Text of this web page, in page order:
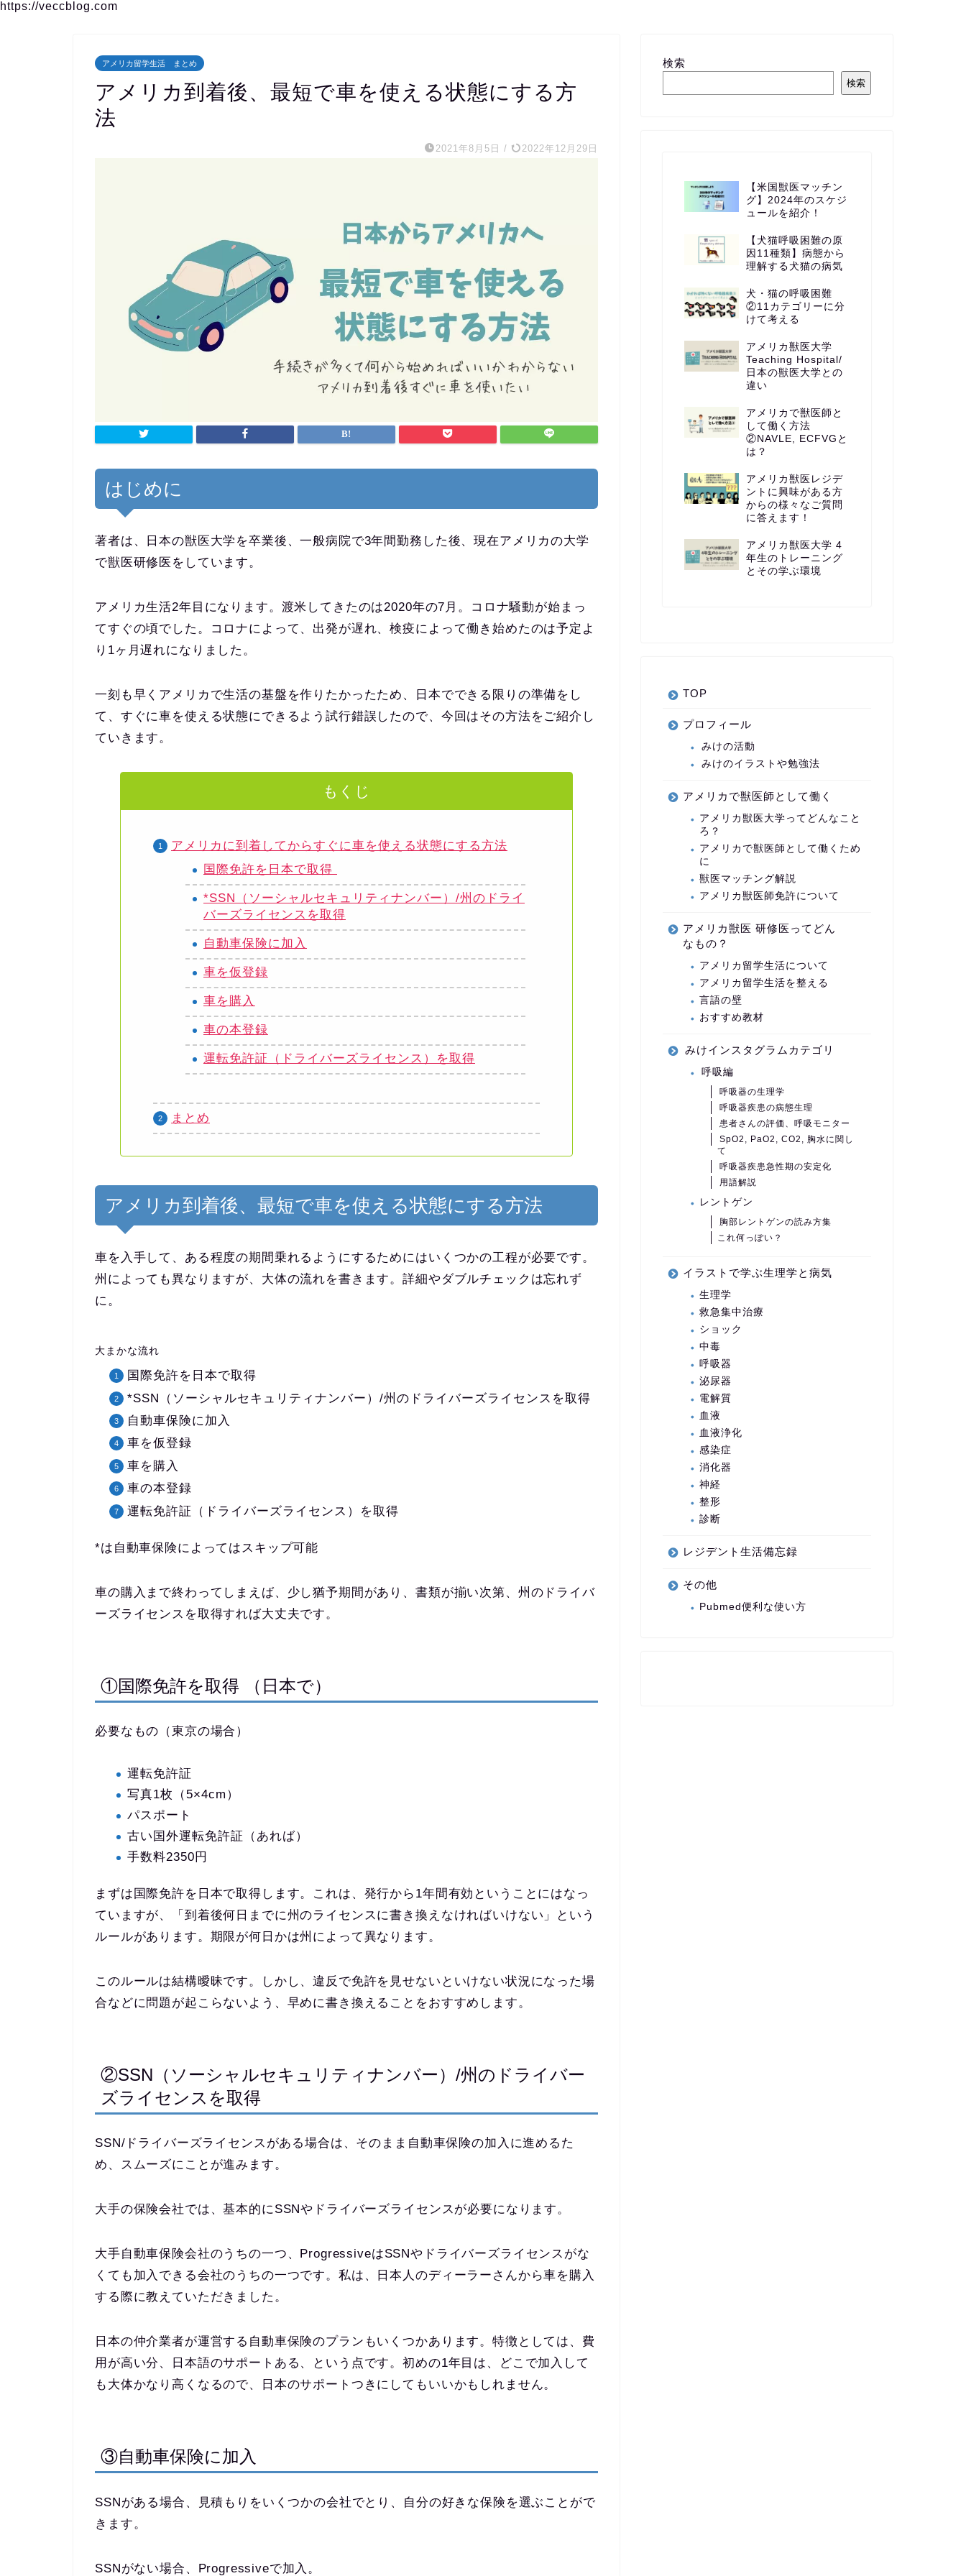
https://veccblog.com
アメリカ留学生活 まとめ
アメリカ到着後、最短で車を使える状態にする方
法
2021年8月5日 / 2022年12月29日
はじめに
著者は、日本の獣医大学を卒業後、一般病院で3年間勤務した後、現在アメリカの大学
で獣医研修医をしています。
アメリカ生活2年目になります。渡米してきたのは2020年の7月。コロナ騒動が始まっ
てすぐの頃でした。コロナによって、出発が遅れ、検疫によって働き始めたのは予定よ
り1ヶ月遅れになりました。
一刻も早くアメリカで生活の基盤を作りたかったため、日本でできる限りの準備をし
て、すぐに車を使える状態にできるよう試行錯誤したので、今回はその方法をご紹介し
ていきます。
もくじ
アメリカに到着してからすぐに車を使える状態にする方法
国際免許を日本で取得
*SSN（ソーシャルセキュリティナンバー）/州のドライ
バーズライセンスを取得
自動車保険に加入
車を仮登録
車を購入
車の本登録
運転免許証（ドライバーズライセンス）を取得
まとめ
アメリカ到着後、最短で車を使える状態にする方法
車を入手して、ある程度の期間乗れるようにするためにはいくつかの工程が必要です。
州によっても異なりますが、大体の流れを書きます。詳細やダブルチェックは忘れず
に。
大まかな流れ
国際免許を日本で取得
*SSN（ソーシャルセキュリティナンバー）/州のドライバーズライセンスを取得
自動車保険に加入
車を仮登録
車を購入
車の本登録
運転免許証（ドライバーズライセンス）を取得
*は自動車保険によってはスキップ可能
車の購入まで終わってしまえば、少し猶予期間があり、書類が揃い次第、州のドライバ
ーズライセンスを取得すれば大丈夫です。
①国際免許を取得 （日本で）
必要なもの（東京の場合）
運転免許証
写真1枚（5×4cm）
パスポート
古い国外運転免許証（あれば）
手数料2350円
まずは国際免許を日本で取得します。これは、発行から1年間有効ということにはなっ
ていますが、「到着後何日までに州のライセンスに書き換えなければいけない」という
ルールがあります。期限が何日かは州によって異なります。
このルールは結構曖昧です。しかし、違反で免許を見せないといけない状況になった場
合などに問題が起こらないよう、早めに書き換えることをおすすめします。
②SSN（ソーシャルセキュリティナンバー）/州のドライバー
ズライセンスを取得
SSN/ドライバーズライセンスがある場合は、そのまま自動車保険の加入に進めるた
め、スムーズにことが進みます。
大手の保険会社では、基本的にSSNやドライバーズライセンスが必要になります。
大手自動車保険会社のうちの一つ、ProgressiveはSSNやドライバーズライセンスがな
くても加入できる会社のうちの一つです。私は、日本人のディーラーさんから車を購入
する際に教えていただきました。
日本の仲介業者が運営する自動車保険のプランもいくつかあります。特徴としては、費
用が高い分、日本語のサポートある、という点です。初めの1年目は、どこで加入して
も大体かなり高くなるので、日本のサポートつきにしてもいいかもしれません。
③自動車保険に加入
SSNがある場合、見積もりをいくつかの会社でとり、自分の好きな保険を選ぶことがで
きます。
SSNがない場合、Progressiveで加入。
検索
検索
【米国獣医マッチン
グ】2024年のスケジ
ュールを紹介！
【犬猫呼吸困難の原
因11種類】病態から
理解する犬猫の病気
犬・猫の呼吸困難
②11カテゴリーに分
けて考える
アメリカ獣医大学
Teaching Hospital/
日本の獣医大学との
違い
アメリカで獣医師と
して働く方法
②NAVLE, ECFVGと
は？
アメリカ獣医レジデ
ントに興味がある方
からの様々なご質問
に答えます！
アメリカ獣医大学 4
年生のトレーニング
とその学ぶ環境
TOP
プロフィール
みけの活動
みけのイラストや勉強法
アメリカで獣医師として働く
アメリカ獣医大学ってどんなこと
ろ？
アメリカで獣医師として働くため
に
獣医マッチング解説
アメリカ獣医師免許について
アメリカ獣医 研修医ってどん
なもの？
アメリカ留学生活について
アメリカ留学生活を整える
言語の壁
おすすめ教材
みけインスタグラムカテゴリ
呼吸編
呼吸器の生理学
呼吸器疾患の病態生理
患者さんの評価、呼吸モニター
SpO2, PaO2, CO2, 胸水に関し
て
呼吸器疾患急性期の安定化
用語解説
レントゲン
胸部レントゲンの読み方集
これ何っぽい？
イラストで学ぶ生理学と病気
生理学
救急集中治療
ショック
中毒
呼吸器
泌尿器
電解質
血液
血液浄化
感染症
消化器
神経
整形
診断
レジデント生活備忘録
その他
Pubmed便利な使い方